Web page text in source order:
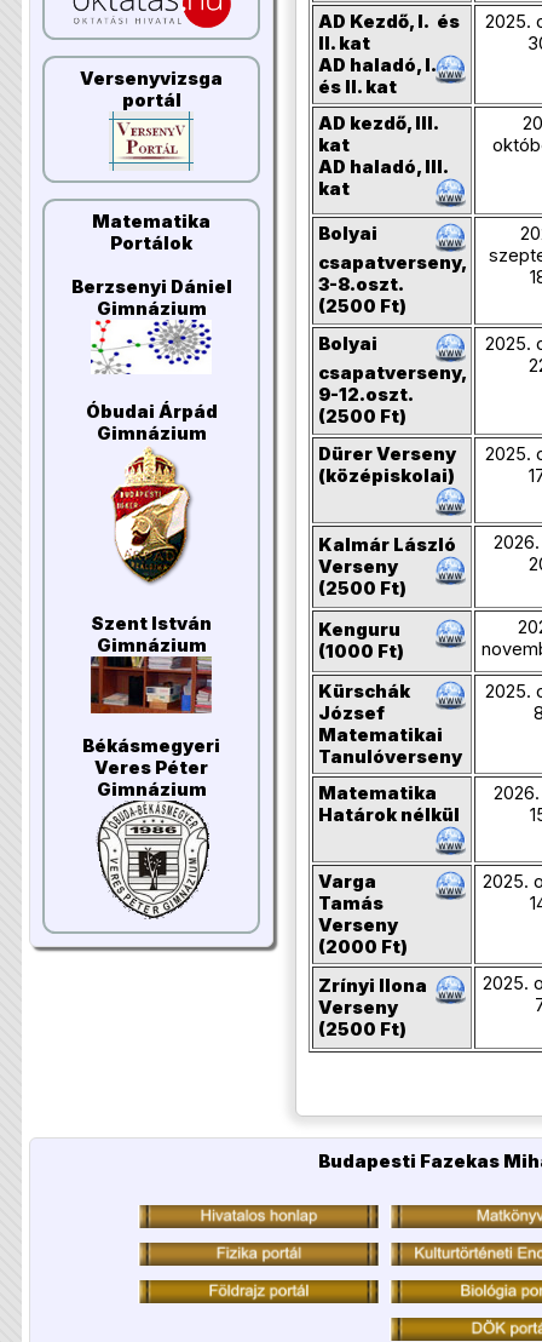
Versenyvizsga
portál
Matematika
Portálok
Berzsenyi Dániel
Gimnázium
Óbudai Árpád
Gimnázium
Szent István
Gimnázium
Békásmegyeri
Veres Péter
Gimnázium
AD Kezdő, I. és
II. kat
AD haladó, I.
és II. kat
2025.
AD kezdő, III.
kat
AD haladó, III.
kat
Bolyai
csapatverseny,
3-8.oszt.
(2500 Ft)
Bolyai
csapatverseny,
9-12.oszt.
(2500 Ft)
2025.
DürerVerseny
(középiskolai)
2025.
Kalmár László
Verseny
(2500 Ft)
Kenguru
(1000 Ft)
Kürschák
József
Matematikai
Tanulóverseny
2025.
Matematika
Határok nélkül
Varga
Tamás
Verseny
(2000 Ft)
2025.
Zrínyi Ilona
Verseny
(2500 Ft)
2025.
Budapesti Fazekas